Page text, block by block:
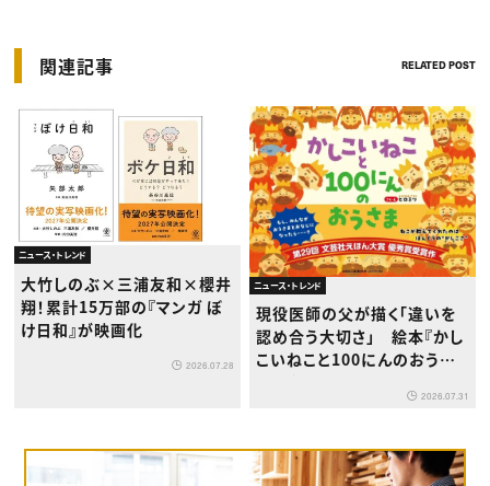
関連記事 RELATED POST
ニュース・トレンド
大竹しのぶ×三浦友和×櫻井
翔！累計15万部の『マンガ ぼ
け日和』が映画化
2026.07.28
ニュース・トレンド
現役医師の父が描く「違いを
認め合う大切さ」 絵本『かし
こいねこと100にんのおうさ
2026.07.31